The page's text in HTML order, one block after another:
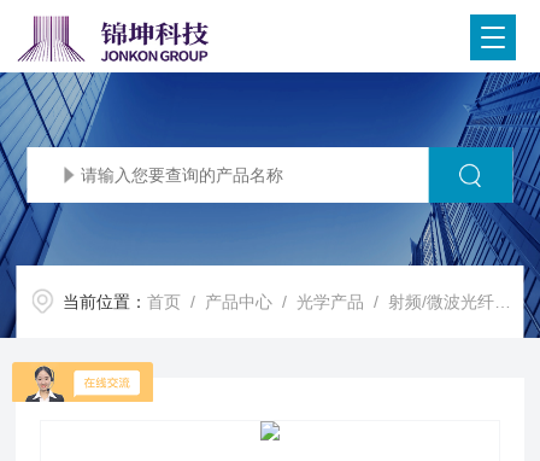
当前位置：首页 / 产品中心 /光学产品 /射频/微波光纤传输模块